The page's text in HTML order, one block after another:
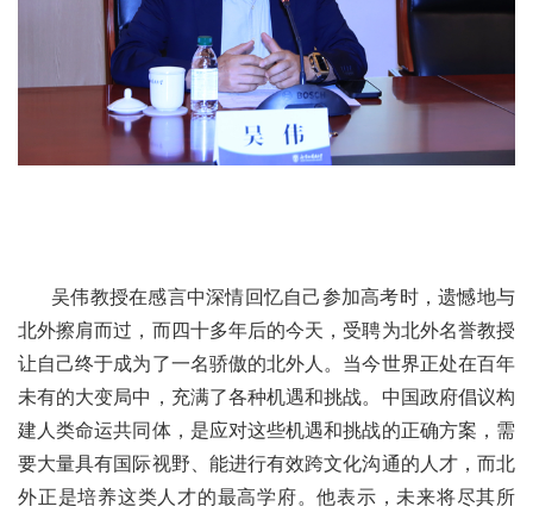
吴伟教授在感言中深情回忆自己参加高考时，遗憾地与
北外擦肩而过，而四十多年后的今天，受聘为北外名誉教授
让自己终于成为了一名骄傲的北外人。当今世界正处在百年
未有的大变局中，充满了各种机遇和挑战。中国政府倡议构
建人类命运共同体，是应对这些机遇和挑战的正确方案，需
要大量具有国际视野、能进行有效跨文化沟通的人才，而北
外正是培养这类人才的最高学府。他表示，未来将尽其所